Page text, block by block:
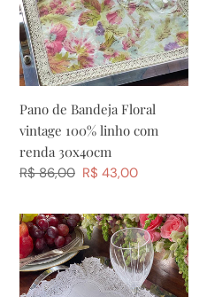
vintage
100%
linho
com
30x40cm
Pano de Bandeja Floral
vintage 100% linho com
renda 30x40cm
Preço
R$ 86,00 Preço
R$ 43,00
Pano
de
Bandeja
Renascença